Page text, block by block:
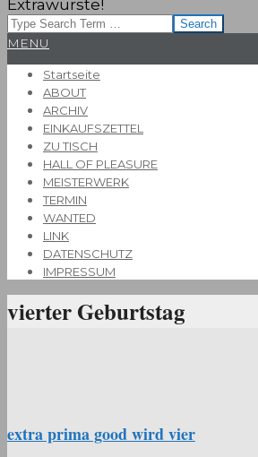
Extrawürste!
Search
Primary
Menu
MENU
Startseite
ABOUT
ARCHIV
EINKAUFSZETTEL
ZU TISCH
HALL OF PLEASURE
MEISTERWERK
TERMIN
WANTED
LINK
DATENSCHUTZ
IMPRESSUM
vierter Geburtstag
extra prima good wird vier